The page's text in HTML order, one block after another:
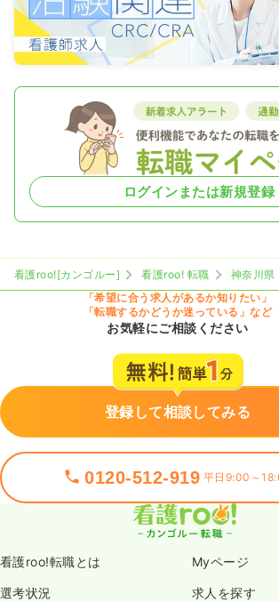
ログインまたは新規登録
看護roo![カンゴルー] 看護roo! 転職 神奈川県
「希望に合う求人があるか知りたい」
「転職するかどうか迷っている」など
お気軽にご相談ください
登録して相談してみる
0120-512-919 平日9:00～
看護roo!転職とは Myページ
選考状況 求人を探す